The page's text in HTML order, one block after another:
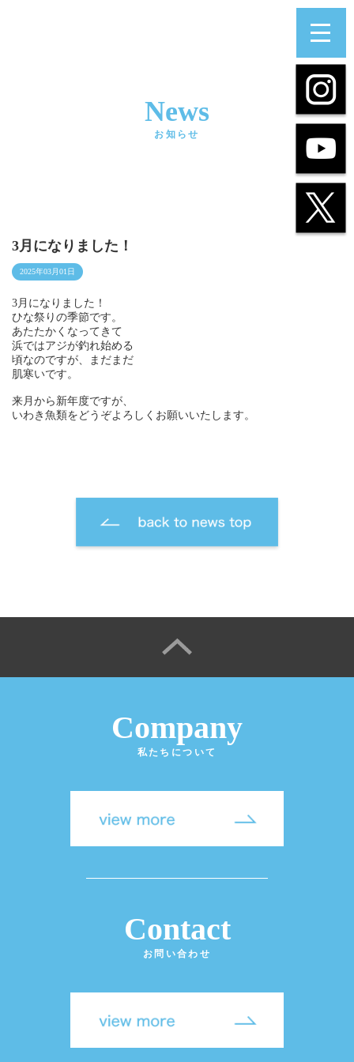
News
お知らせ
3月になりました！
2025年03月01日
3月になりました！
ひな祭りの季節です。
あたたかくなってきて
浜ではアジが釣れ始める
頃なのですが、まだまだ
肌寒いです。
来月から新年度ですが、
いわき魚類をどうぞよろしくお願いいたします。
Company
私たちについて
Contact
お問い合わせ